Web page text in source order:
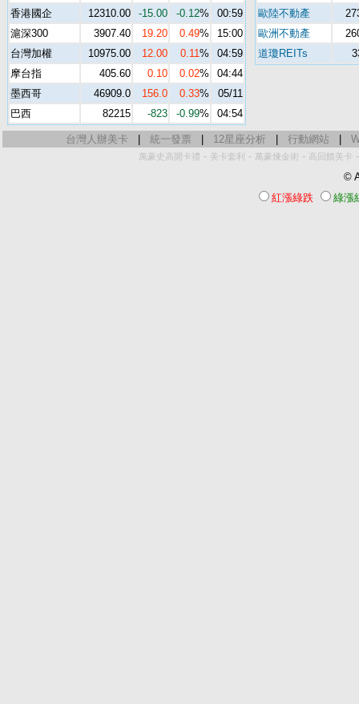
香港國企
12310.00 -15.00 -0.12%
00:59
滬深300
3907.40 19.20 0.49%
15:00
台灣加權
10975.00 12.00 0.11%
04:59
摩台指
405.60 0.10 0.02%
04:44
墨西哥
46909.0 156.0 0.33%
05/11
巴西
82215 -823 -0.99% 04:54
歐陸不動產
歐洲不動產
道瓊REITs
台灣人辦美卡| 統一發票 12星座分析 行動網站
萬豪史高開卡禮 - 美卡套利 - 萬豪煉金術 - 高回饋美卡
©
紅漲綠跌
綠漲